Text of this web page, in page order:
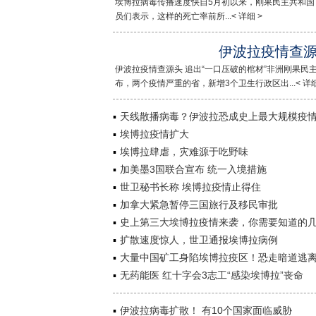
埃博拉病毒传播速度快自5月初以来，刚果民主共和
员们表示，这样的死亡率前所...< 详细 >
伊波拉疫情查
伊波拉疫情查源头 追出“一口压破的棺材”非洲刚果
布，两个疫情严重的省，新增3个卫生行政区出...< 详
天线散播病毒？伊波拉恐成史上最大规模疫
埃博拉疫情扩大
埃博拉肆虐，灾难源于吃野味
加美墨3国联合宣布 统一入境措施
世卫秘书长称 埃博拉疫情止得住
加拿大紧急暂停三国旅行及移民审批
史上第三大埃博拉疫情来袭，你需要知道的
扩散速度惊人，世卫通报埃博拉病例
大量中国矿工身陷埃博拉疫区！恐走暗道逃
无药能医 红十字会3志工“感染埃博拉”丧命
伊波拉病毒扩散！ 有10个国家面临威胁